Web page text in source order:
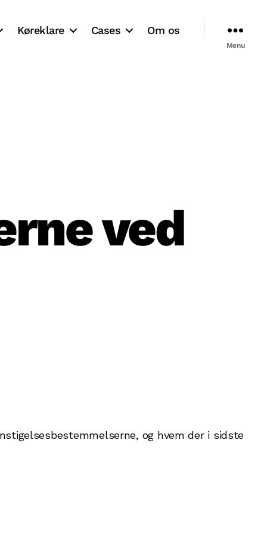
Køreklare Cases Om os
Menu
ved
og hvem der i sidste